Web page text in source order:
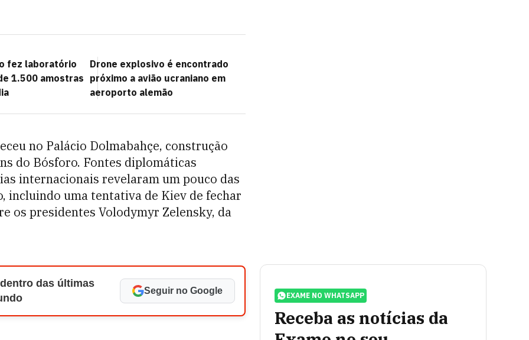
fez laboratório
1.500 amostras
Drone explosivo é encontrado
próximo a avião ucraniano em
aeroporto alemão
no Palácio Dolmabahçe, construção
do Bósforo. Fontes diplomáticas
internacionais revelaram um pouco das
incluindo uma tentativa de Kiev de fechar
os presidentes Volodymyr Zelensky, da
das últimas
Seguir no Google EXAME NO WHATSAPP
Receba as notícias da